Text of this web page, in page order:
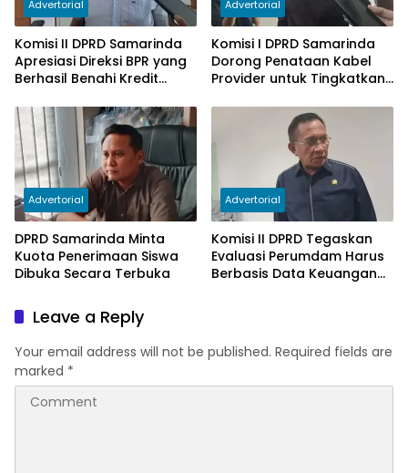
Advertorial
Komisi II DPRD Samarinda
Apresiasi Direksi BPR yang
Berhasil Benahi Kredit
Advertorial
Komisi I DPRD Samarinda
Dorong Penataan Kabel
Provider untuk Tingkatkan
Advertorial
DPRD Samarinda Minta
Kuota Penerimaan Siswa
Dibuka Secara Terbuka
Advertorial
Komisi II DPRD Tegaskan
Evaluasi Perumdam Harus
Berbasis Data Keuangan
Leave a Reply
Your email address will not be published. Required fields are
marked *